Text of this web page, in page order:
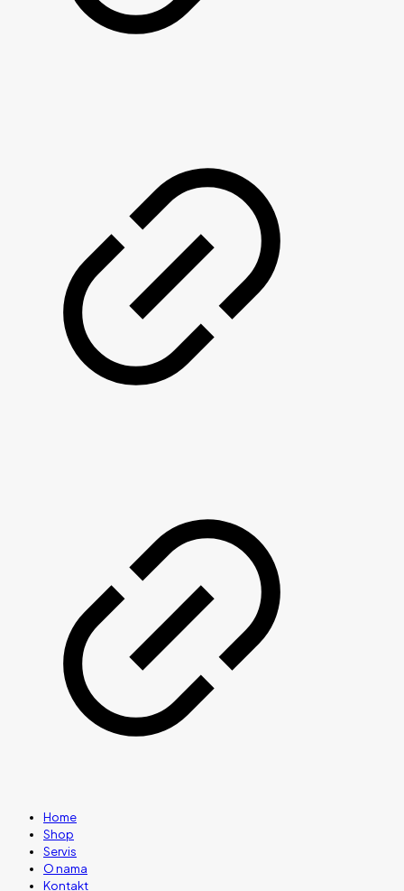
Home
Shop
Servis
O nama
Kontakt